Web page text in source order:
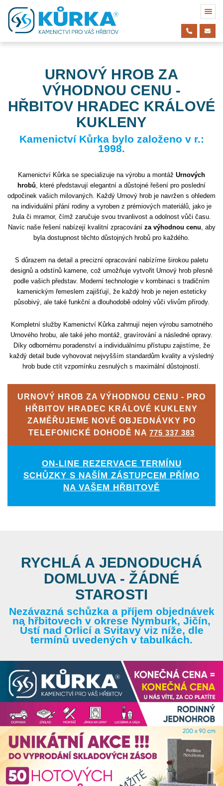
URNOVÝ HROB ZA
VÝHODNOU CENU -
HŘBITOV HRADEC KRÁLOVÉ
KUKLENY
Kamenictví Kůrka bylo založeno v r.:
1998.
Kamenictví Kůrka se specializuje na výrobu a montáž Urnových
hrobů , které představují elegantní a důstojné řešení pro poslední
odpočinek vašich milovaných. Každý Urnový hrob je navržen s ohledem
na individuální přání rodiny a vyroben z prémiových materiálů, jako je
žula či mramor, čímž zaručuje svou trvanlivost a odolnost vůči času.
Navíc naše řešení nabízejí kvalitní zpracování za výhodnou cenu , aby
byla dostupnost těchto důstojných hrobů pro každého.
S důrazem na detail a precizní opracování nabízíme širokou paletu
designů a odstínů kamene, což umožňuje vytvořit Urnový hrob přesně
podle vašich představ. Moderní technologie v kombinaci s tradičním
kamenickým řemeslem zajišťují, že každý hrob je nejen esteticky
působivý, ale také funkční a dlouhodobě odolný vůči vlivům přírody.
Kompletní služby Kamenictví Kůrka zahrnují nejen výrobu samotného
Urnového hrobu, ale také jeho montáž, gravírování a následné opravy.
Díky odbornému poradenství a individuálnímu přístupu zajistíme, že
každý detail bude vyhovovat nejvyšším standardům kvality a výsledný
hrob bude ctít vzpomínku zesnulých s maximální důstojností.
URNOVÝ HROB ZA VÝHODNOU CENU - PRO
HŘBITOV HRADEC KRÁLOVÉ KUKLENY
ZAMĚŘUJEME NOVÉ OBJEDNÁVKY PO
TELEFONICKÉ DOHODĚ NA 775 337 383
ON-LINE REZERVACE TERMÍNU
SCHŮZKY S NAŠÍM ZÁSTUPCEM PŘÍMO
NA VAŠEM HŘBITOVĚ
RYCHLÁ A JEDNODUCHÁ
DOMLUVA - ŽÁDNÉ
STAROSTI
Nezávazná schůzka a příjem objednávek
na hřbitovech v okrese Nymburk, Jičín,
Ústí nad Orlicí a Svitavy viz níže, dle
termínů uvedených v tabulkách.